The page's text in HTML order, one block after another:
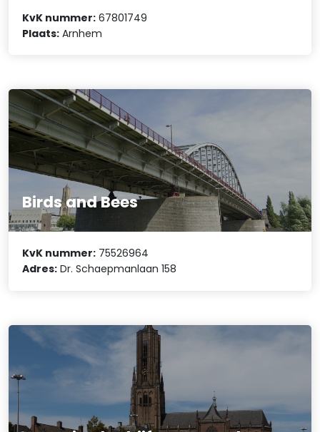
KvK nummer: 67801749
Plaats: Arnhem
Birds and Bees
KvK nummer: 75526964
Adres: Dr. Schaepmanlaan 158